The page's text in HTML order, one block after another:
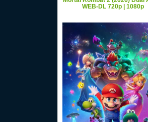
WEB-DL 720p | 1080p